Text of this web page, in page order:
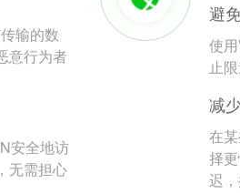
输的数
意行为者
安全地访
无需担心
避
使
止
减
在
择
迟，